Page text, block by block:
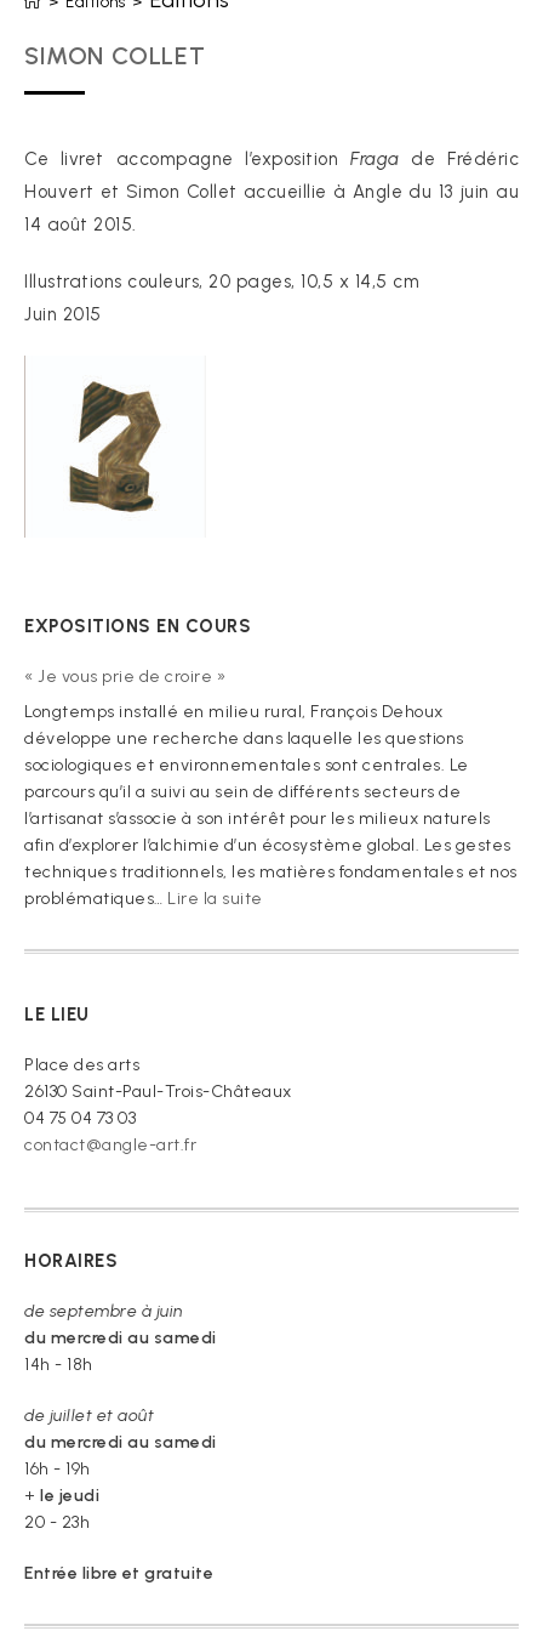
SIMON COLLET
Ce livret accompagne l’exposition Fraga de Frédéric
Houvert et Simon Collet accueillie à Angle du 13 juin au
14 août 2015.
Illustrations couleurs, 20 pages, 10,5 x 14,5 cm
Juin 2015
EXPOSITIONS EN COURS
« Je vous prie de croire »
Longtemps installé en milieu rural, François Dehoux
développe une recherche dans laquelle les questions
sociologiques et environnementales sont centrales. Le
parcours qu’il a suivi au sein de différents secteurs de
l’artisanat s’associe à son intérêt pour les milieux naturels
afin d’explorer l’alchimie d’un écosystème global. Les gestes
techniques traditionnels, les matières fondamentales et nos
problématiques… Lire la suite
vous
LE LIEU
Place des arts
26130 Saint-Paul-Trois-Châteaux
04 75 04 73 03
contact@angle-art.fr
HORAIRES
de septembre à juin
du mercredi au samedi
14h - 18h
de juillet et août
du mercredi au samedi
16h - 19h
+ le jeudi
20 - 23h
Entrée libre et gratuite